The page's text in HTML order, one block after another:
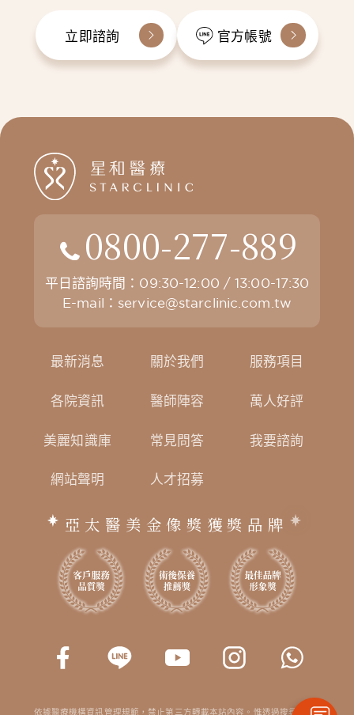
立即諮詢 官方帳號
0800-277-889
平日諮詢時間：09:30-12:00 / 13:00-17:30
E-mail： service@starclinic.com.tw
最新消息 關於我們 服務項目
各院資訊 醫師陣容 萬人好評
美麗知識庫 常見問答 我要諮詢
網站聲明 人才招募
亞太醫美金像獎獲獎品牌
依據醫療機構資訊管理規範，禁止第三方轉載本站內容。惟透過搜尋